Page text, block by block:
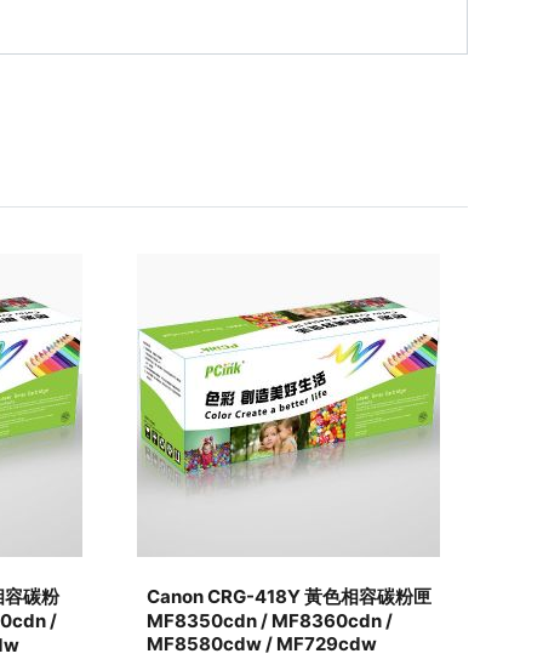
碳粉
/
Canon CRG-418Y 黃色相容碳粉匣
MF8350cdn / MF8360cdn /
MF8580cdw / MF729cdw